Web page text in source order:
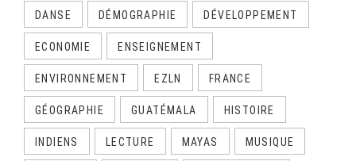
DANSE DÉMOGRAPHIE DÉVELOPPEMENT
ECONOMIE ENSEIGNEMENT
ENVIRONNEMENT EZLN FRANCE
GÉOGRAPHIE GUATÉMALA HISTOIRE
INDIENS LECTURE MAYAS MUSIQUE